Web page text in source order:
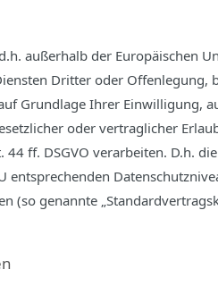
außerhalb der Europäischen
Dritter oder
Grundlage Ihrer Einwilligung,
oder vertraglicher
44 ff. DSGVO verarbeiten. D.h.
entsprechenden
(so genannte